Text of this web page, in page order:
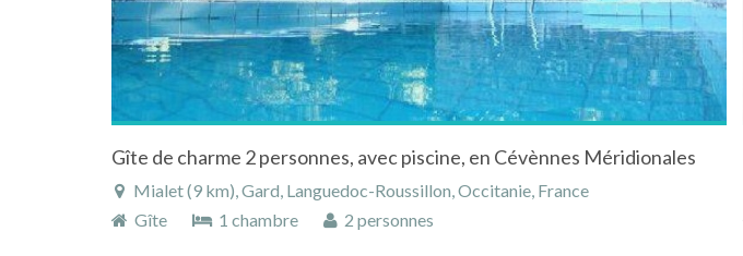
Gîte de charme 2 personnes, avec piscine, en Cévènnes Méridionales
Mialet (9 km), Gard, Languedoc-Roussillon, Occitanie, France
Gîte
1 chambre 2 personnes